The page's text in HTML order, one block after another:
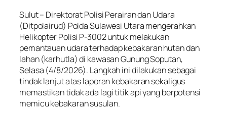
Sulut – Direktorat Polisi Perairan dan Udara
(Ditpolairud) Polda Sulawesi Utara mengerahkan
Helikopter Polisi P-3002 untuk melakukan
pemantauan udara terhadap kebakaran hutan dan
lahan (karhutla) di kawasan Gunung Soputan,
Selasa (4/8/2026). Langkah ini dilakukan sebagai
tindak lanjut atas laporan kebakaran sekaligus
memastikan tidak ada lagi titik api yang berpotensi
memicu kebakaran susulan.